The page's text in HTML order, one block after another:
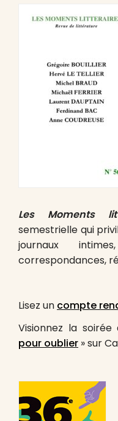
Les Moments
semestrielle qui
journaux
correspondances,
Lisez un compte
Visionnez la
pour oublier » sur